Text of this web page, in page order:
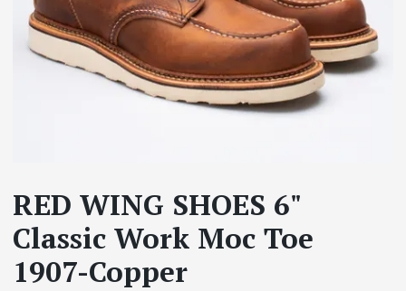
RED WING SHOES 6"
Classic Work Moc Toe
1907-Copper